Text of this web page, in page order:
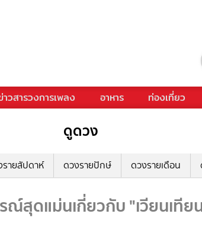
าวสารวงการเพลง อาหาร ท่องเที่ยว
ดูดวง
ายสัปดาห์ ดวงรายปักษ์ ดวงรายเดือน
ณ์สุดแม่นเกี่ยวกับ "เวียนเที